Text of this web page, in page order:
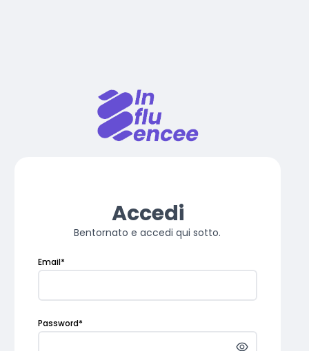
Accedi
Bentornato e accedi qui sotto.
Email*
Password*